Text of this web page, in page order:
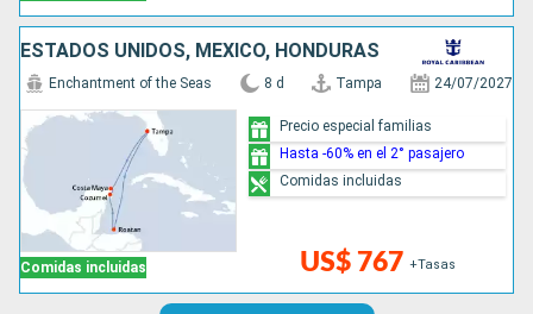
ESTADOS UNIDOS, MÉXICO, HONDURAS
Comidas incluidas
Enchantment of the Seas 8 d Tampa 24/07/2027
US$ 767 +Tasas
Precio especial familias
Hasta -60% en el 2° pasajero
Comidas incluidas